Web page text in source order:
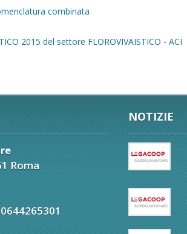
combinata
2015 del settore FLOROVIVAISTICO - ACI
Roma
NOTIZIE